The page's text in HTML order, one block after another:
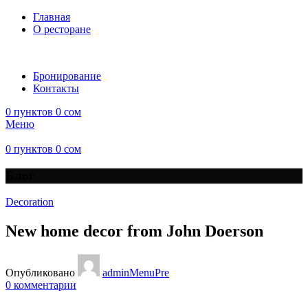
Главная
О ресторане
Бронирование
Контакты
0 пунктов 0 сом
Меню
0 пунктов 0 сом
Decoration
New home decor from John Doerson
Опубликовано
adminMenuPre
0 комментарии